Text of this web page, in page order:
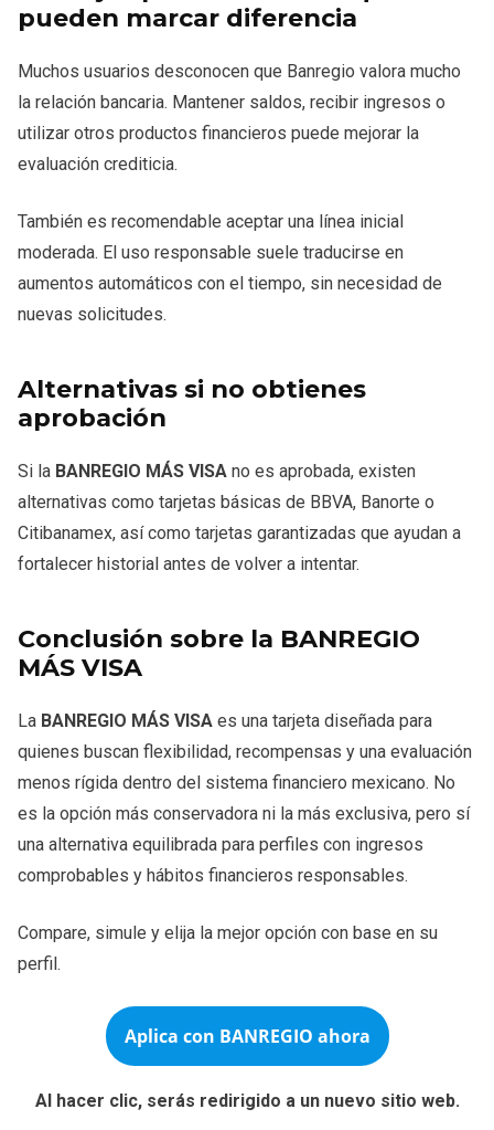
pueden marcar diferencia
Muchos usuarios desconocen que Banregio valora mucho
la relación bancaria. Mantener saldos, recibir ingresos o
utilizar otros productos financieros puede mejorar la
evaluación crediticia.
También es recomendable aceptar una línea inicial
moderada. El uso responsable suele traducirse en
aumentos automáticos con el tiempo, sin necesidad de
nuevas solicitudes.
Alternativas si no obtienes
aprobación
Si la BANREGIO MÁS VISA no es aprobada, existen
alternativas como tarjetas básicas de BBVA, Banorte o
Citibanamex, así como tarjetas garantizadas que ayudan a
fortalecer historial antes de volver a intentar.
Conclusión sobre la BANREGIO
MÁS VISA
La BANREGIO MÁS VISA es una tarjeta diseñada para
quienes buscan flexibilidad, recompensas y una evaluación
menos rígida dentro del sistema financiero mexicano. No
es la opción más conservadora ni la más exclusiva, pero sí
una alternativa equilibrada para perfiles con ingresos
comprobables y hábitos financieros responsables.
Compare, simule y elija la mejor opción con base en su
perfil.
Aplica con BANREGIO ahora
Al hacer clic, serás redirigido a un nuevo sitio web.